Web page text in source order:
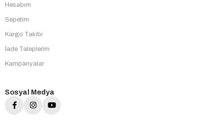
Hesabım
Sepetim
Kargo Takibi
İade Taleplerim
Kampanyalar
Sosyal Medya